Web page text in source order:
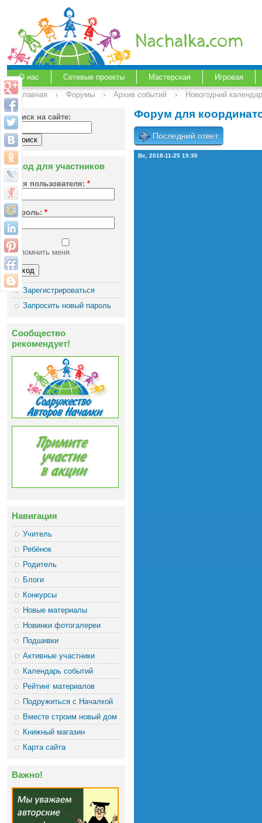
О нас Сетевые проекты Мастерская
Игровая
Главная
› Форумы › Архив событий › Новогодний
Поиск на сайте:
Вход для участников
Имя пользователя: *
Пароль: *
Запомнить меня
Зарегистрироваться
Запросить новый пароль
Сообщество
рекомендует!
Навигация
Учитель
Ребёнок
Родитель
Блоги
Конкурсы
Новые материалы
Новинки фотогалереи
Подшивки
Активные участники
Календарь событий
Рейтинг материалов
Подружиться с Началкой
Вместе строим новый дом
Книжный магазин
Карта сайта
Важно!
Форум для
Последний ответ
Вс, 2018-11-25 19:30